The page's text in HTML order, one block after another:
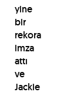
yine
bir
rekora
imza
attı
ve
Jackie